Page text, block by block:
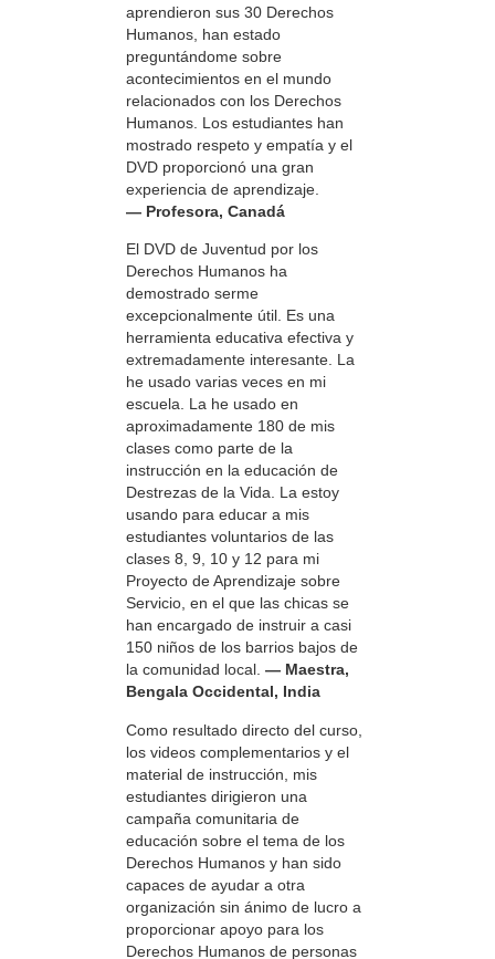
aprendieron sus 30 Derechos
Humanos, han estado
preguntándome sobre
acontecimientos en el mundo
relacionados con los Derechos
Humanos. Los estudiantes han
mostrado respeto y empatía y el
DVD proporcionó una gran
experiencia de aprendizaje.
— Profesora, Canadá
El DVD de Juventud por los
Derechos Humanos ha
demostrado serme
excepcionalmente útil. Es una
herramienta educativa efectiva y
extremadamente interesante. La
he usado varias veces en mi
escuela. La he usado en
aproximadamente 180 de mis
clases como parte de la
instrucción en la educación de
Destrezas de la Vida. La estoy
usando para educar a mis
estudiantes voluntarios de las
clases 8, 9, 10 y 12 para mi
Proyecto de Aprendizaje sobre
Servicio, en el que las chicas se
han encargado de instruir a casi
150 niños de los barrios bajos de
la comunidad local. — Maestra,
Bengala Occidental, India
Como resultado directo del curso,
los videos complementarios y el
material de instrucción, mis
estudiantes dirigieron una
campaña comunitaria de
educación sobre el tema de los
Derechos Humanos y han sido
capaces de ayudar a otra
organización sin ánimo de lucro a
proporcionar apoyo para los
Derechos Humanos de personas